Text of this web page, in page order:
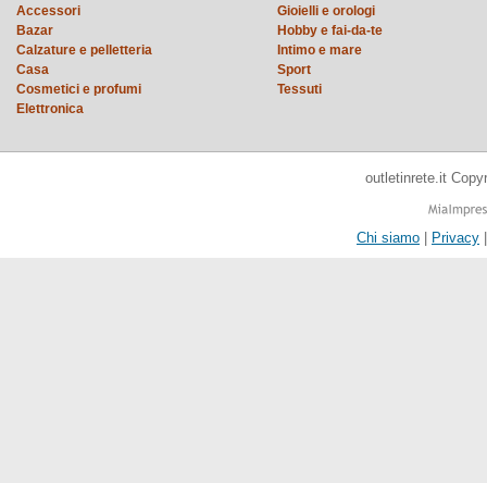
Accessori
Bazar
Calzature e pelletteria
Casa
Cosmetici e profumi
Elettronica
Gioielli e orologi
Hobby e fai-da-te
Intimo e mare
Sport
Tessuti
outletinrete.it
Chi siamo | Privacy